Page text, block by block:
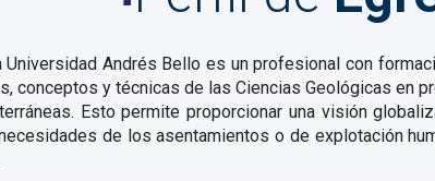
Universidad Andrés Bello es un profesional con
conceptos y técnicas de las Ciencias Geológicas en
Esto permite proporcionar una visión
de los asentamientos o de explotación